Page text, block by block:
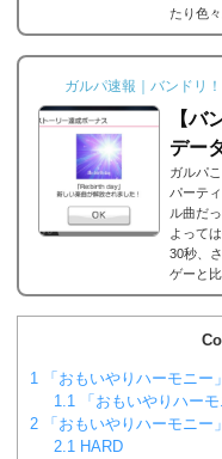
たり色
ンドリ/
ンドリ/
り、い
ガルパ速報｜バンドリ
【バ
デー
ガルパ
パーテ
ル曲だ
よって
30秒、
ゲーと
ガルパ
ベント
別スコ
1 「おもいやりハーモニー
1.1 「おもいやりハー
2 「おもいやりハーモニー
2.1 HARD